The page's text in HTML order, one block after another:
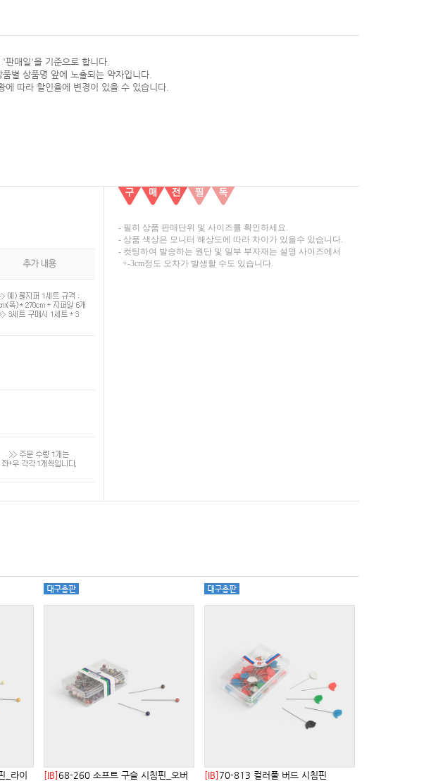
매일'을 기준으로 합니다.
별 상품명 앞에 노출되는 약자입니다.
따라 할인율에 변경이 있을 수 있습니다.
- 필히 상품 판매단위 및 사이즈를 확인하세요.
- 상품 색상은 모니터 해상도에 따라 차이가 있을수 있습니다.
- 컷팅하여 발송하는 원단 및 일부 부자재는 설명 사이즈에서
+-3cm정도 오차가 발생할 수도 있습니다.
_라이
[IB]68-260 소프트 구슬 시침핀_오버
[IB] 70-813 컬러풀 버드 시침핀